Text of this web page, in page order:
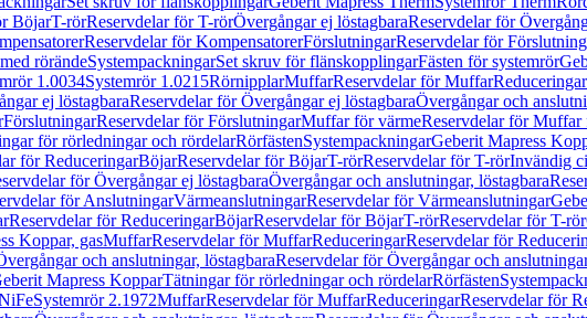
BöjarT-rörReservdelar för T-rörÖvergångar ej löstagbaraReservdelar för
Reservdelar för KompensatorerFörslutningarReservdelar för
rörändeSystempackningarSet skruv för flänskopplingarFästen för systemrör
1.0034Systemrör 1.0215RörnipplarMuffarReservdelar för MuffarReduceringar
ej löstagbaraReservdelar för Övergångar ej löstagbaraÖvergångar och
FörslutningarReservdelar för FörslutningarMuffar för värmeReservdelar för Muffar
för rörledningar och rördelarRörfästenSystempackningarGeberit Mapress
för ReduceringarBöjarReservdelar för BöjarT-rörReservdelar för T-rörInvändig
för Övergångar ej löstagbaraÖvergångar och anslutningar, löstagbara
för AnslutningarVärmeanslutningarReservdelar för Värmeanslutningar
Reservdelar för ReduceringarBöjarReservdelar för BöjarT-rörReservdelar för T-rör
Koppar, gasMuffarReservdelar för MuffarReduceringarReservdelar för
och anslutningar, löstagbaraReservdelar för Övergångar och
Mapress KopparTätningar för rörledningar och rördelarRörfästen
Systemrör 2.1972MuffarReservdelar för MuffarReduceringarReservdelar för